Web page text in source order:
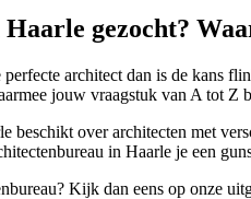
gezocht?
architect dan is de kans
jouw vraagstuk van A tot Z
beschikt over architecten met
in Haarle je een
Kijk dan eens op onze